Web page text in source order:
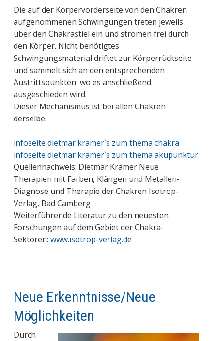
Die auf der Körpervorderseite von den Chakren
aufgenommenen Schwingungen treten jeweils
über den Chakrastiel ein und strömen frei durch
den Körper. Nicht benötigtes
Schwingungsmaterial driftet zur Körperrückseite
und sammelt sich an den entsprechenden
Austrittspunkten, wo es anschließend
ausgeschieden wird.
Dieser Mechanismus ist bei allen Chakren
derselbe.
infoseite dietmar krämer`s zum thema chakra
infoseite dietmar krämer`s zum thema akupunktur
Quellennachweis: Dietmar Krämer Neue
Therapien mit Farben, Klängen und Metallen-
Diagnose und Therapie der Chakren Isotrop-
Verlag, Bad Camberg
Weiterführende Literatur zu den neuesten
Forschungen auf dem Gebiet der Chakra-
Sektoren: www.isotrop-verlag.de
Neue Erkenntnisse/Neue
Möglichkeiten
Durch